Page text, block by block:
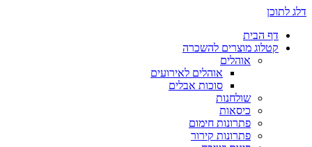
דלג לתוכן
דף הבית
קטלוג מוצרים להשכרה
אוהלים
אוהלים לאירועים
סוכות אבלים
שולחנות
כיסאות
פתרונות חימום
פתרונות קירור